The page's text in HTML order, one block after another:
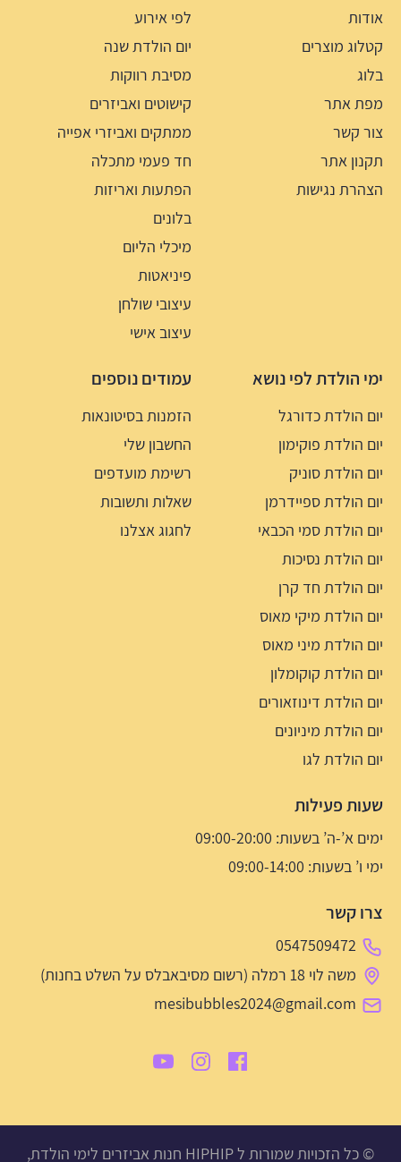
אודות
קטלוג מוצרים
בלוג
מפת אתר
צור קשר
תקנון אתר
הצהרת נגישות
לפי אירוע
יום הולדת שנה
מסיבת רווקות
קישוטים ואביזרים
ממתקים ואביזרי אפייה
חד פעמי מתכלה
הפתעות ואריזות
בלונים
מיכלי הליום
פיניאטות
עיצובי שולחן
עיצוב אישי
ימי הולדת לפי נושא
יום הולדת כדורגל
יום הולדת פוקימון
יום הולדת סוניק
יום הולדת ספיידרמן
יום הולדת סמי הכבאי
יום הולדת נסיכות
יום הולדת חד קרן
יום הולדת מיקי מאוס
יום הולדת מיני מאוס
יום הולדת קוקומלון
יום הולדת דינוזאורים
יום הולדת מיניונים
יום הולדת לגו
עמודים נוספים
הזמנות בסיטונאות
החשבון שלי
רשימת מועדפים
שאלות ותשובות
לחגוג אצלנו
שעות פעילות
ימים א’-ה’ בשעות: 09:00-20:00
ימי ו’ בשעות: 09:00-14:00
צרו קשר
0547509472
משה לוי 18 רמלה (רשום מסיבאבלס על השלט בחנות)
mesibubbles2024@gmail.com
© כל הזכויות שמורות ל HIPHIP חנות אביזרים לימי הולדת,